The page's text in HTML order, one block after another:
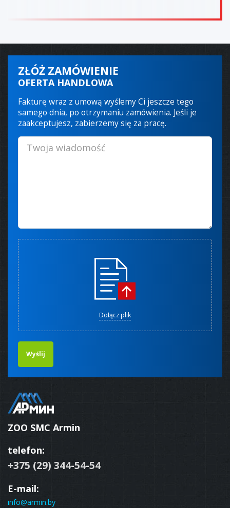
ZŁÓŻ ZAMÓWIENIE
OFERTA HANDLOWA
Fakturę wraz z umową wyślemy Ci jeszcze tego
samego dnia, po otrzymaniu zamówienia. Jeśli je
zaakceptujesz, zabierzemy się za pracę.
Dołącz plik
Wyślij
ZOO SMC Armin
telefon:
+375 (29) 344-54-54
E-mail:
info@armin.by